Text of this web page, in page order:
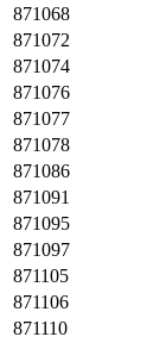
871068
871072
871074
871076
871077
871078
871086
871091
871095
871097
871105
871106
871110